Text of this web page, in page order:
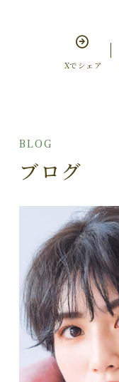
Xでシェア
BLOG
ブログ